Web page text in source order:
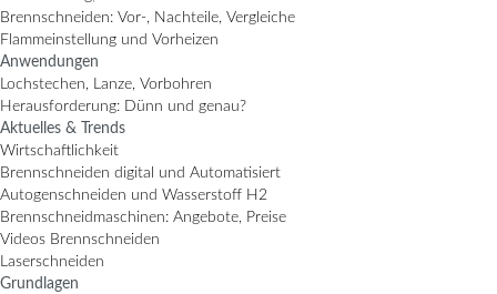
Brennschneiden: Vor-, Nachteile, Vergleiche
Flammeinstellung und Vorheizen
Anwendungen
Lochstechen, Lanze, Vorbohren
Herausforderung: Dünn und genau?
Aktuelles & Trends
Wirtschaftlichkeit
Brennschneiden digital und Automatisiert
Autogenschneiden und Wasserstoff H2
Brennschneidmaschinen: Angebote, Preise
Videos Brennschneiden
Laserschneiden
Grundlagen